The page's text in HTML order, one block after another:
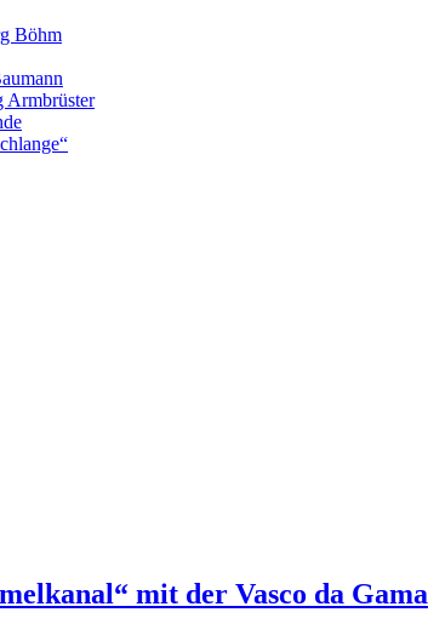
Böhm
Armbrüster
mit der Vasco da Gama